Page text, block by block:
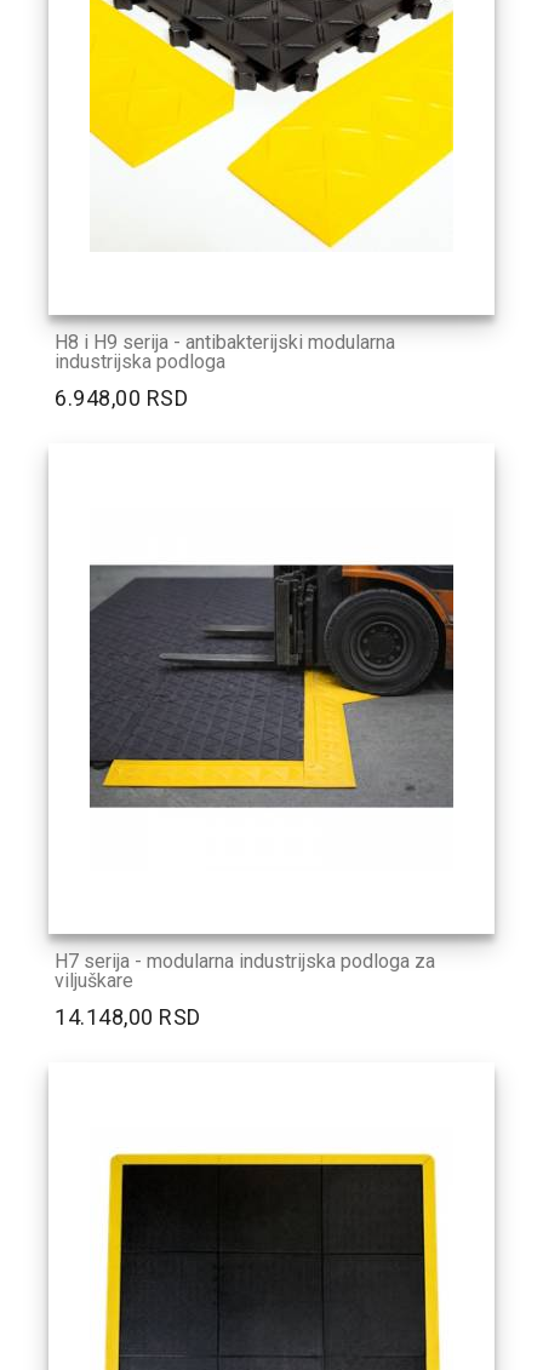
H8 i H9 serija - antibakterijski modularna
industrijska podloga
6.948,00 RSD
H7 serija - modularna industrijska podloga za
viljuškare
14.148,00 RSD